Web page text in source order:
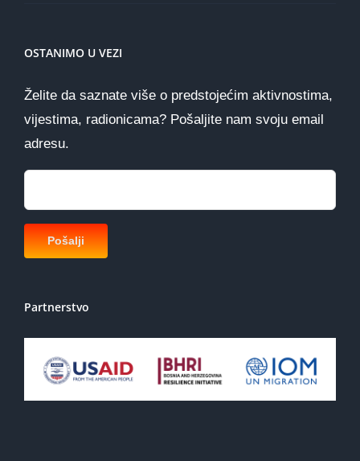
OSTANIMO U VEZI
Želite da saznate više o predstojećim aktivnostima,
vijestima, radionicama? Pošaljite nam svoju email
adresu.
Partnerstvo